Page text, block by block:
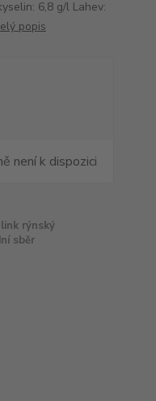
6,8 g/l Lahev:
popis
není k dispozici
rýnský
sběr